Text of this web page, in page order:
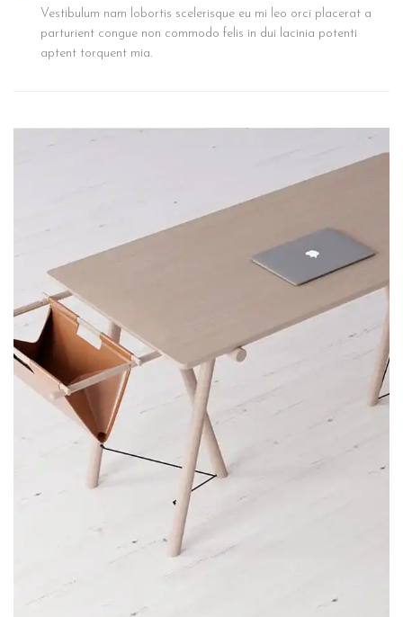
Vestibulum nam lobortis scelerisque eu mi leo orci placerat a
parturient congue non commodo felis in dui lacinia potenti
aptent torquent mia.